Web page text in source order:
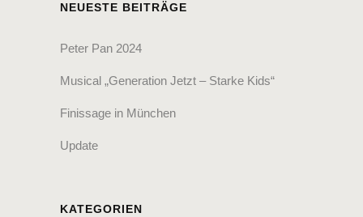
NEUESTE BEITRÄGE
Peter Pan 2024
Musical „Generation Jetzt – Starke Kids“
Finissage in München
Update
KATEGORIEN